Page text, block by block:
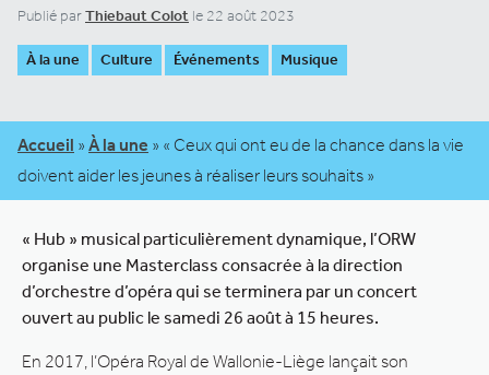
Publié parThiebaut Colot le 22 août 2023
À la une Culture Événements Musique
Accueil » À la une » « Ceux qui ont eu de la chance dans la vie
doivent aider les jeunes à réaliser leurs souhaits »
« Hub » musical particulièrement dynamique, l’ORW
organise une Masterclass consacrée à la direction
d’orchestre d’opéra qui se terminera par un concert
ouvert au public le samedi 26 août à 15 heures.
En 2017, l’Opéra Royal de Wallonie-Liège lançait son